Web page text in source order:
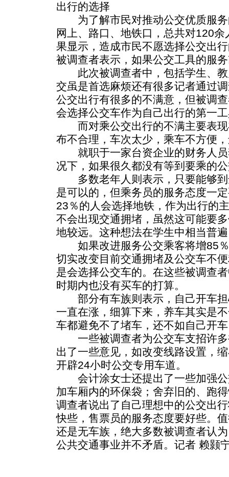
出行的选择
为了解市民对推动公交优质服务
网上、路口、地铁口，总共对120
果显示，造成市民不愿选择公交出
被调查者表示，如果公交工具的服
此次被调查者中，包括学生、教
交虽是首选麻烦还有很多记者通过
公交出行有很多的不满意，但被调
会选择公交车作为自己出行的第一
而对乘公交出行的不满主要表现
布不合理，车次太少，乘车不方便
就职于一家台资企业的财务人员
况下，如果很久都没有等到要乘的
多数老年人则表示，只要能够到
是可以的，但乘务员的服务态度一
23％的人会选择地铁，作为出行的
不会出现交通拥堵，虽然这可能要
地较远。这种想法在学生中相当普
如果改进服务公交乘客将增85％
切实改变目前交通拥堵及公交车不
是会选择公交车的。在这些被调查
时期内也没有买车的打算。
部分有车族则表示，自己开车担
一直在涨，细算下来，养车其实是
车都避免不了堵车，还不如自己开
一些被调查者为公交车支招许多
出了一些意见，如改变线路设置，
开辟24小时公交专用车道。
会计涂女士还提出了一些加强公
加车厢内的环保袋；舍弃旧的、跑
调查者说出了自己理想中的公交出
快些，售票员的服务态度要好些。
还是无车族，绝大多数被调查者认
公共交通事业并不矛盾。记者 赖颢